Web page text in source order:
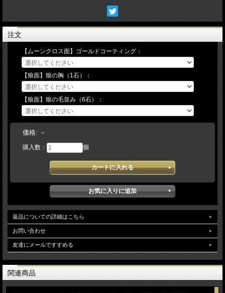
ミドルサイズのペンダントでありながら充分な厚みがあり、
単独での着用でも存在感をアピールできる。
ゴールドコーティングの箇所や、狼の胸と毛並部分に配されたそれぞれの石を
自由にカスタムすることが出来るので、自分好みのオリジナルアイテムをオーダー
出来ます。
【ストーンカスタムについて】
◆2か所あるストーンをお客様のご要望に応じてお好きな石にカスタムする事が出
来ます。
上記のそれぞれの項目の隣にある▼ボタンを押していただくと、カスタム可能な石
の種類が表示されますので、
ご希望の石をその中からお選び下さい。
プルダウン １．狼の胸 ２．狼の毛並
★詳細はこちらをクリック★
【素 材】 シルバー９２５
【サイズ】 Ｗ１７ｍｍ×Ｈ３６ｍｍ×厚み１１ｍｍ
※チェーンは別売りです。
注文
【ムーンクロス面】ゴールドコーティング：
【狼面】狼の胸（1石）：
【狼面】狼の毛並み（6石）：
価格: －
購入数： 個
返品についての詳細はこちら
お問い合わせ
友達にメールですすめる
関連商品